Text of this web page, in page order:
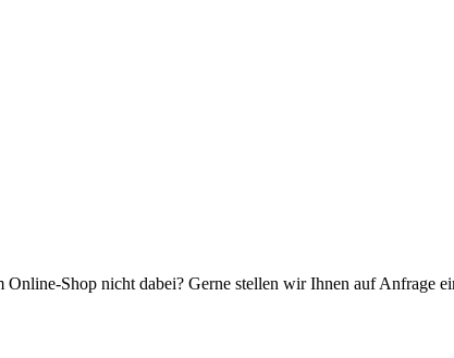
Shop nicht dabei? Gerne stellen wir Ihnen auf Anfrage